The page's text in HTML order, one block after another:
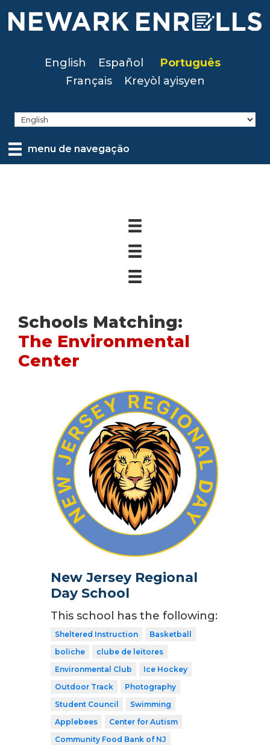
Skip
English Español
Português
Français
Kreyòl ayisyen
menu de navegação
Schools Matching:
The Environmental
Center
New Jersey Regional
Day School
This school has the following:
Sheltered Instruction
Basketball
boliche
clube de leitores
Environmental Club
Ice Hockey
Outdoor Track
Photography
Student Council
Swimming
Applebees
Center for Autism
Community Food Bank of NJ